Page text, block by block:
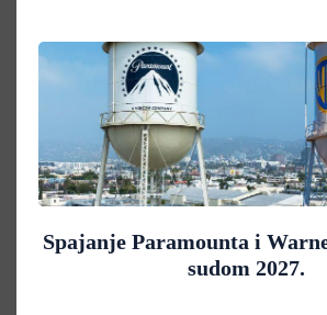
Spajanje Paramounta i
sudom 2027.